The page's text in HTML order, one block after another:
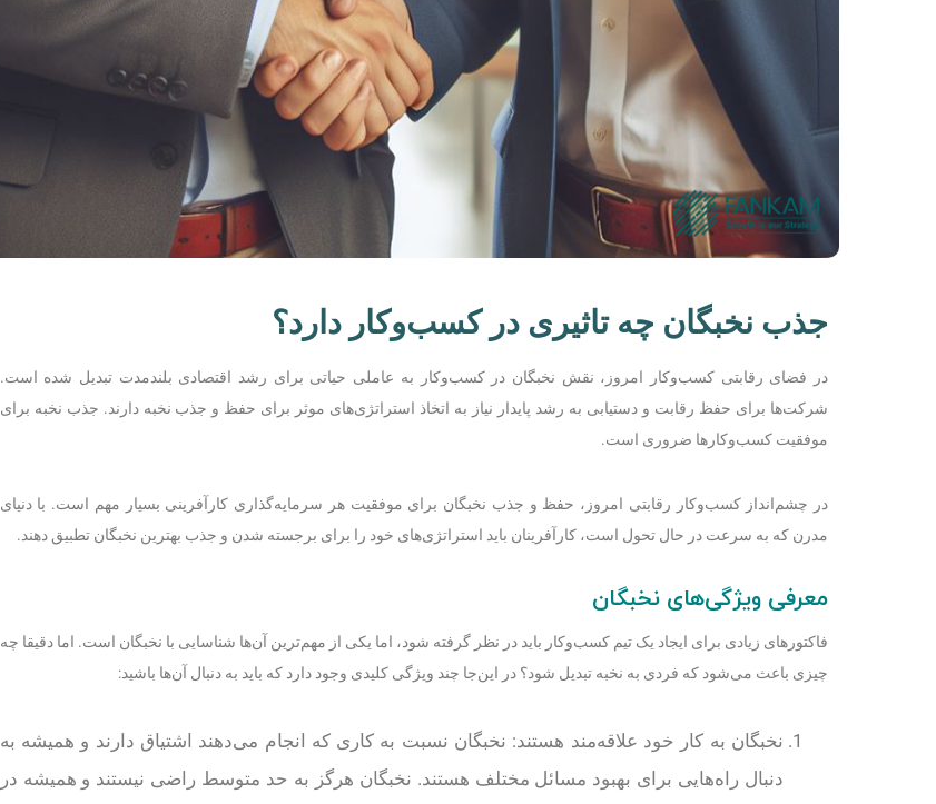
جذب نخبگان چه تاثیری در کسب‌وکار دارد؟
در فضای رقابتی کسب‌وکار امروز، نقش نخبگان در کسب‌و‌کار به عاملی حیاتی برای رشد اقتصادی بلندمدت تبدیل شده است.
شرکت‌ها برای حفظ رقابت و دستیابی به رشد پایدار نیاز به اتخاذ استراتژی‌های موثر برای حفظ و جذب نخبه دارند. جذب نخبه برای
موفقیت کسب‌وکارها ضروری است.
در چشم‌انداز کسب‌وکار رقابتی امروز، حفظ و جذب نخبگان برای موفقیت هر سرمایه‌گذاری کارآفرینی بسیار مهم است. با دنیای
مدرن که به سرعت در حال تحول است، کارآفرینان باید استراتژی‌های خود را برای برجسته شدن و جذب بهترین نخبگان تطبیق دهند.
معرفی ویژگی‌‌های نخبگان
فاکتورهای زیادی برای ایجاد یک تیم کسب‌وکار باید در نظر گرفته شود، اما یکی از مهم‌ترین آن‌ها شناسایی با نخبگان است. اما دقیقا چه
چیزی باعث می‌شود که فردی به نخبه تبدیل شود؟ در این‌جا چند ویژگی کلیدی وجود دارد که باید به دنبال آن‌ها باشید:
نخبگان به کار خود علاقه‌مند هستند: نخبگان نسبت به کاری که انجام می‌دهند اشتیاق دارند و همیشه به
دنبال راه‌هایی برای بهبود مسائل مختلف هستند. نخبگان هرگز به حد متوسط راضی نیستند و همیشه در